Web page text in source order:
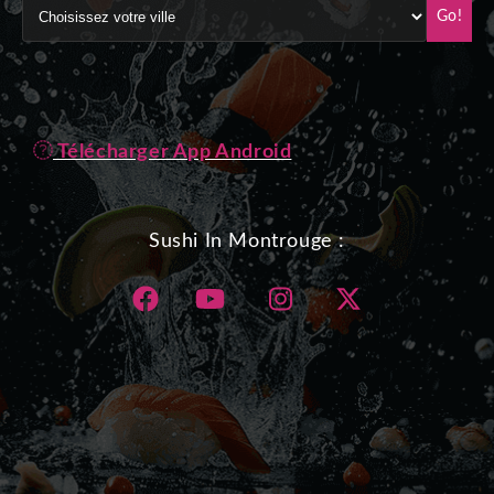
Go!
Télécharger App Android
Sushi In Montrouge :